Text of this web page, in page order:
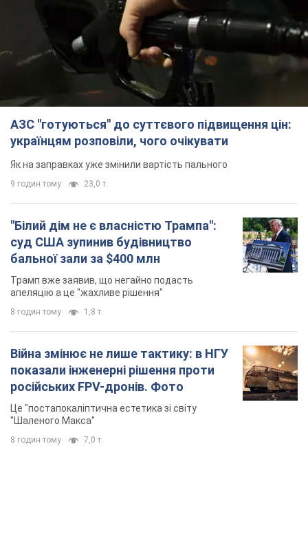
АЗС "готуються" до суттєвого підвищення цін:
українцям розповіли, чого очікувати
Як на заправках уже змінили вартість пального
9 годин тому 23,0 т.
"Білий дім не є власністю Трампа":
суд США зупинив будівництво
бальної зали за $400 млн
Трамп вже заявив, що негайно подасть
апеляцію а це "жахливе рішення"
8 годин тому 1,8 т.
Війна змінює не лише тактику: в НГУ
показали інженерні рішення проти
російських FPV-дронів. Фото
Це "постапокаліптична естетика зі світу
"Шаленого Макса"
8 годин тому 7,0 т.